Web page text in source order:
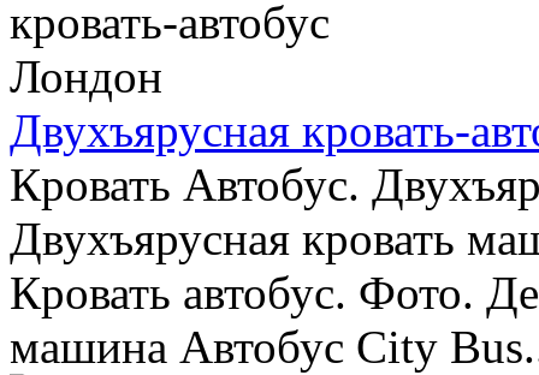
Двухъярусная кровать-
Кровать Автобус.
Двухъярусная кровать
Кровать автобус. Фото.
машина Автобус City